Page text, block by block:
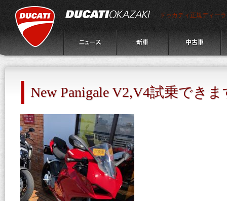
ドゥカティ正規ディー
New Panigale V2,V4試乗でき